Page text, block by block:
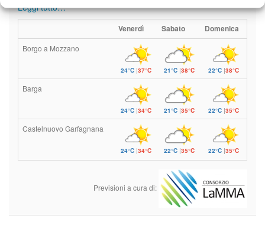
Leggi tutto…
Venerdì Sabato Domenica
Borgo a Mozzano
24°C|37°C 21°C|38°C 22°C |38°C
Barga
24°C|34°C 21°C|35°C 22°C |35°C
Castelnuovo Garfagnana
24°C|34°C 22°C|35°C 22°C |35°C
Previsioni a cura di: